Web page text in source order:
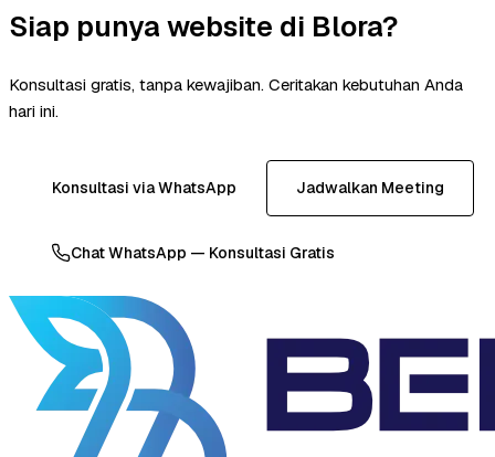
Siap punya website di Blora?
Konsultasi gratis, tanpa kewajiban. Ceritakan kebutuhan Anda
hari ini.
Konsultasi via WhatsApp Jadwalkan Meeting
Chat WhatsApp — Konsultasi Gratis